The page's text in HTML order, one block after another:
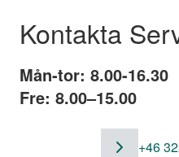
Kontakta
Mån-tor: 8.00-16.30
Fre: 8.00–15.00
+46